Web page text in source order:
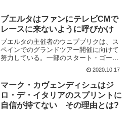
ブエルタはファンにテレビCMで
レースに来ないように呼びかけ
ブエルタの主催者のウニプブリクは、ス
ペインでのグランドツアー開催に向けて
努力している。一部のスタート・ゴール
でのファンの観戦の禁止。有名な山岳で
の道路からの観戦は出来ない。完全に密
室でのレース開催を目指している。ブエ
ルタでは前例のないテレビ...
2020.10.17
マーク・カヴェンディシュはジ
ロ・デ・イタリアのスプリントに
自信が持てない その理由とは?